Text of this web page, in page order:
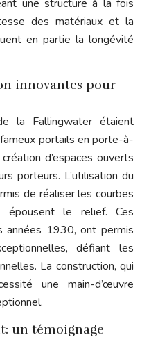
une structure à la fois
des matériaux et la
en partie la longévité
innovantes pour
la Fallingwater étaient
portails en porte-à-
d’espaces ouverts
porteurs. L’utilisation du
de réaliser les courbes
le relief. Ces
années 1930, ont permis
défiant les
La construction, qui
une main-d’œuvre
un témoignage